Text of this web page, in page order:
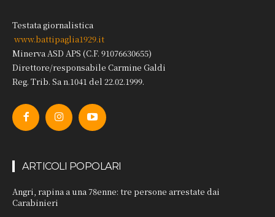
Testata giornalistica
www.battipaglia1929.it
Minerva ASD APS (C.F. 91076630655)
Direttore/responsabile Carmine Galdi
Reg. Trib. Sa n.1041 del 22.02.1999.
ARTICOLI POPOLARI
Angri, rapina a una 78enne: tre persone arrestate dai
Carabinieri